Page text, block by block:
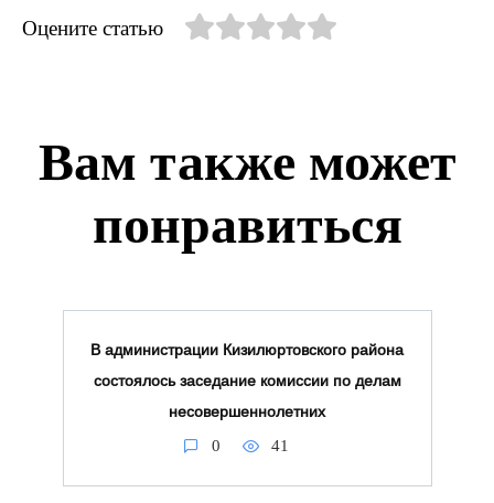
Оцените статью
Вам также может
понравиться
В администрации Кизилюртовского района
состоялось заседание комиссии по делам
несовершеннолетних
0 41